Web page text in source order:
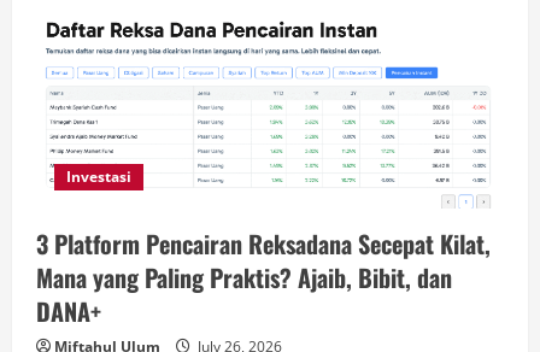
Investasi
3 Platform Pencairan Reksadana Secepat Kilat,
Mana yang Paling Praktis? Ajaib, Bibit, dan
DANA+
Miftahul Ulum July 26, 2026